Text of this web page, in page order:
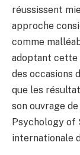
réussissent
approche
comme
adoptant cette
des occasions
que les
son ouvrage
Psychology of
internationale